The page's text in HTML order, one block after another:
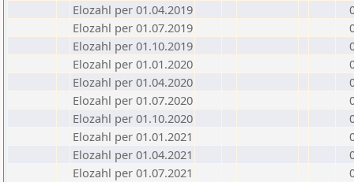
Elozahl per 01.04.2019
Elozahl per 01.07.2019
Elozahl per 01.10.2019
Elozahl per 01.01.2020
Elozahl per 01.04.2020
Elozahl per 01.07.2020
Elozahl per 01.10.2020
Elozahl per 01.01.2021
Elozahl per 01.04.2021
Elozahl per 01.07.2021